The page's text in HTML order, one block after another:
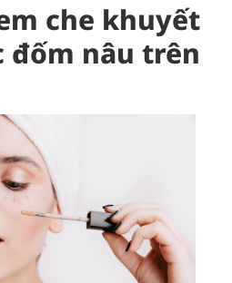
che khuyết
đốm nâu trên